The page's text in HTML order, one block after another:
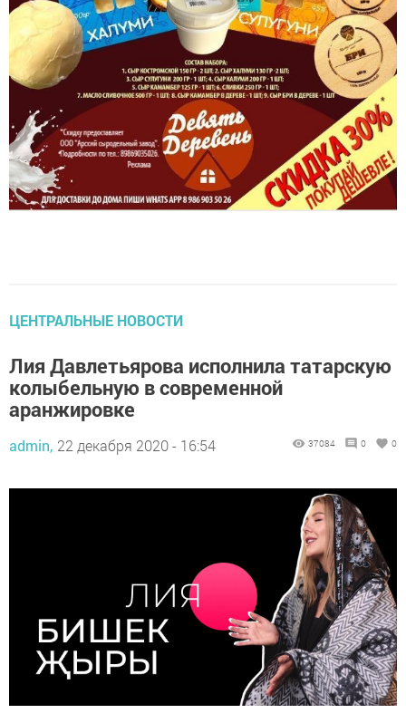
Лия Давлетьярова исполнила татарскую
колыбельную в современной
аранжировке